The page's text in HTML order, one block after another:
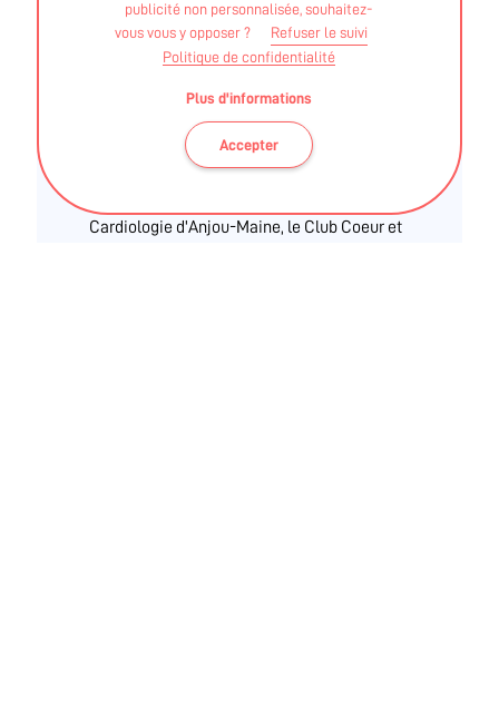
publicité non personnalisée, souhaitez-
vous vous y opposer ?
Refuser le suivi
Politique de confidentialité
Plus d'informations
Accepter
BENJAMIN MARTIN
STAPS Hors APA - Licence - parcours type éducation
Cardiologie d'Anjou-Maine, le Club Coeur et